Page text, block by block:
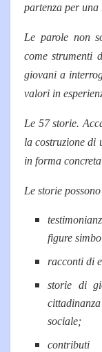
partenza per una
Le parole non
come strumenti
giovani a
valori in
Le 57 storie.
la costruzione di
in forma
Le storie
figure
racconti di
storie di
sociale;
contributi